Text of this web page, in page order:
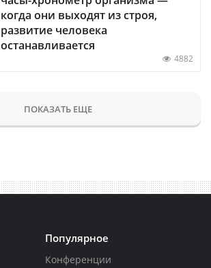
когда они выходят из строя,
развитие человека
останавливается
4882
ПОКАЗАТЬ ЕЩЕ
Популярное
Конференции